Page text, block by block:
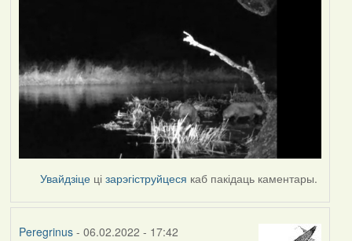
Увайдзіце цізарэгіструйцеся каб пакідаць каментары.
Peregrinus- 06.02.2022 - 17:42